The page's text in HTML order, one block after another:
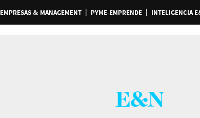
EMPRESAS & MANAGEMENT PYME-EMPRENDE INTELIGENCIA